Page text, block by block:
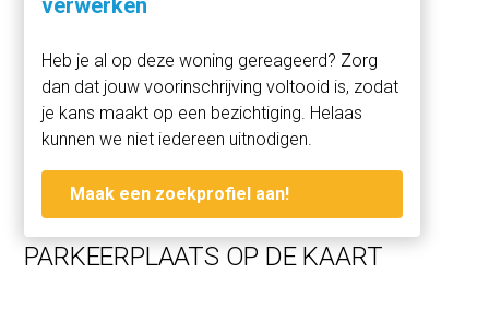
Heb je al op deze woning gereageerd? Zorg
dan dat jouw voorinschrijving voltooid is, zodat
je kans maakt op een bezichtiging. Helaas
kunnen we niet iedereen uitnodigen.
Maak een zoekprofiel aan!
PARKEERPLAATS OP DE KAART